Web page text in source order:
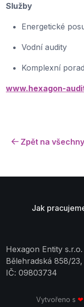
Služby
Energetické
Vodní audity
Komplexní
www.hexagon-
Zpět na
Jak
Hexagon Entity s.r.o.
Bělehradská 858/
IČ: 09803734
Vytvořeno s ❤